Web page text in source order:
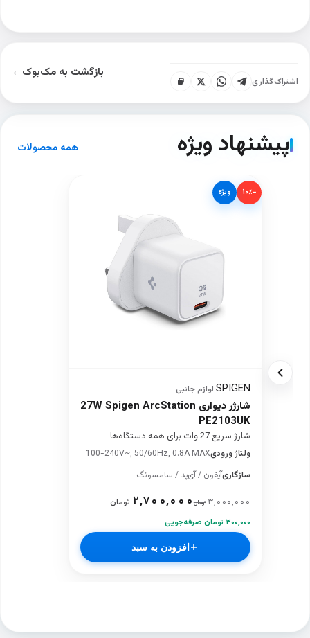
اشتراک‌گذاری
بازگشت به مک‌بوک←
پیشنهاد ویژه همه محصولات
−۱۰٪ ویژه
SPIGEN
·لوازم جانبی
شارژر دیواری 27W Spigen ArcStation
PE2103UK
شارژ سریع 27 وات برای همه دستگاه‌ها
ولتاژ ورودی100-240V~, 50/60Hz, 0.8A MAX
سازگاریآیفون / آی‌پد / سامسونگ
۳,۰۰۰,۰۰۰تومان۲,۷۰۰,۰۰۰ تومان
۳۰۰,۰۰۰ تومان صرفه‌جویی
افزودن به سبد